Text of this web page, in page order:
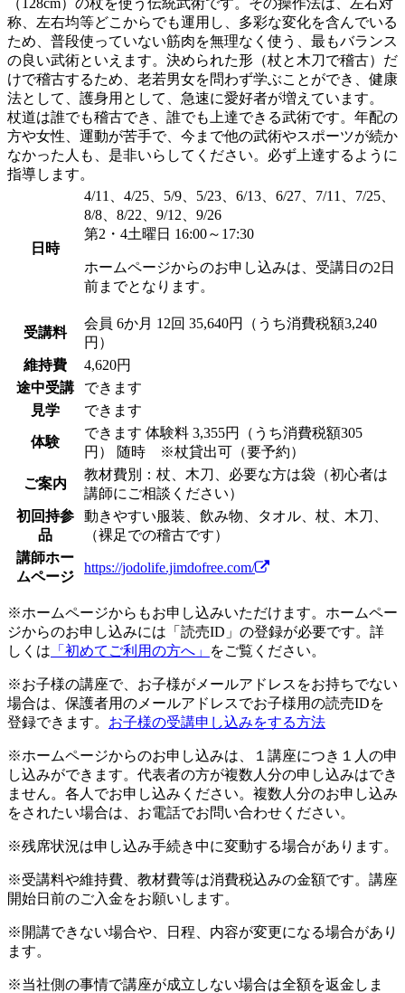
称、左右均等どこからでも運用し、多彩な変化を含んでいる
ため、普段使っていない筋肉を無理なく使う、最もバランス
の良い武術といえます。決められた形（杖と木刀で稽古）だ
けで稽古するため、老若男女を問わず学ぶことができ、健康
法として、護身用として、急速に愛好者が増えています。
杖道は誰でも稽古でき、誰でも上達できる武術です。年配の
方や女性、運動が苦手で、今まで他の武術やスポーツが続か
なかった人も、是非いらしてください。必ず上達するように
指導します。
日時
4/11、4/25、5/9、5/23、6/13、6/27、7/11、7/25、
8/8、8/22、9/12、9/26
第2・4土曜日 16:00～17:30
ホームページからのお申し込みは、受講日の2日
前までとなります。
受講料
会員 6か月 12回 35,640円（うち消費税額3,240
円）
維持費
4,620円
途中受講
できます
見学
できます
体験
できます 体験料 3,355円（うち消費税額305
円）
随時 ※杖貸出可（要予約）
ご案内
教材費別：杖、木刀、必要な方は袋（初心者は
講師にご相談ください）
初回持参
品
動きやすい服装、飲み物、タオル、杖、木刀、
（裸足での稽古です）
講師ホー
ムページ
https://jodolife.jimdofree.com/
※ホームページからもお申し込みいただけます。ホームペー
ジからのお申し込みには「読売ID」の登録が必要です。詳
しくは 「初めてご利用の方へ」 をご覧ください。
※お子様の講座で、お子様がメールアドレスをお持ちでない
場合は、保護者用のメールアドレスでお子様用の読売IDを
登録できます。 お子様の受講申し込みをする方法
※ホームページからのお申し込みは、１講座につき１人の申
し込みができます。代表者の方が複数人分の申し込みはでき
ません。各人でお申し込みください。複数人分のお申し込み
をされたい場合は、お電話でお問い合わせください。
※残席状況は申し込み手続き中に変動する場合があります。
※受講料や維持費、教材費等は消費税込みの金額です。講座
開始日前のご入金をお願いします。
※開講できない場合や、日程、内容が変更になる場合があり
ます。
※当社側の事情で講座が成立しない場合は全額を返金しま